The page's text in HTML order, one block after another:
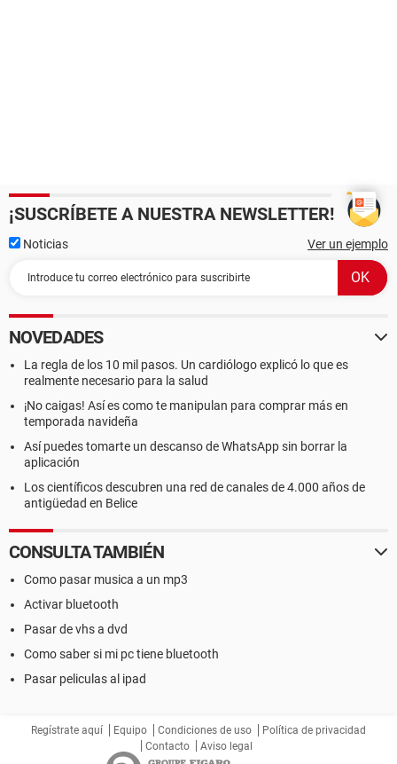
¡SUSCRÍBETE A NUESTRA NEWSLETTER!
Noticias Ver un ejemplo
NOVEDADES
La regla de los 10 mil pasos. Un cardiólogo explicó lo que es
realmente necesario para la salud
¡No caigas! Así es como te manipulan para comprar más en
temporada navideña
Así puedes tomarte un descanso de WhatsApp sin borrar la
aplicación
Los científicos descubren una red de canales de 4.000 años de
antigüedad en Belice
CONSULTA TAMBIÉN
Como pasar musica a un mp3
Activar bluetooth
Pasar de vhs a dvd
Como saber si mi pc tiene bluetooth
Pasar peliculas al ipad
Regístrate aquí Equipo Condiciones de uso
Política de privacidad
Contacto
Aviso legal